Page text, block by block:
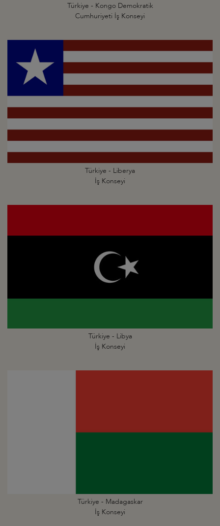
Türkiye - Kongo Demokratik
Cumhuriyeti İş Konseyi
Türkiye - Liberya
İş Konseyi
Türkiye - Libya
İş Konseyi
Türkiye - Madagaskar
İş Konseyi